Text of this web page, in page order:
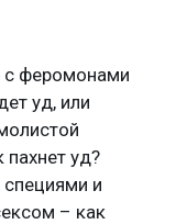
с феромонами
уд, или
уд?
и
– как